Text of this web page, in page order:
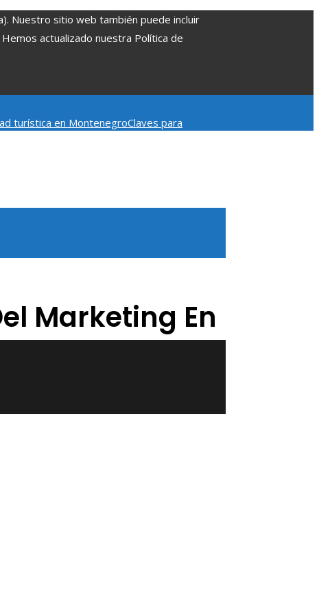
Nuestro sitio web también puede incluir
actualizado nuestra Política de
turística en MontenegroClaves para
Marketing En